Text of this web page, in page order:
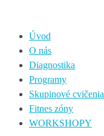
Úvod
O nás
Diagnostika
Programy
Skupinové cvičenia
Fitnes zóny
WORKSHOPY